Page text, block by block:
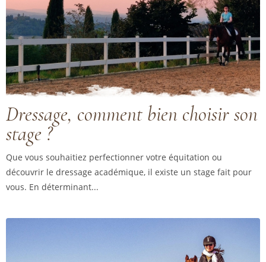
Dressage, comment bien choisir son
stage ?
Que vous souhaitiez perfectionner votre équitation ou
découvrir le dressage académique, il existe un stage fait pour
vous. En déterminant...